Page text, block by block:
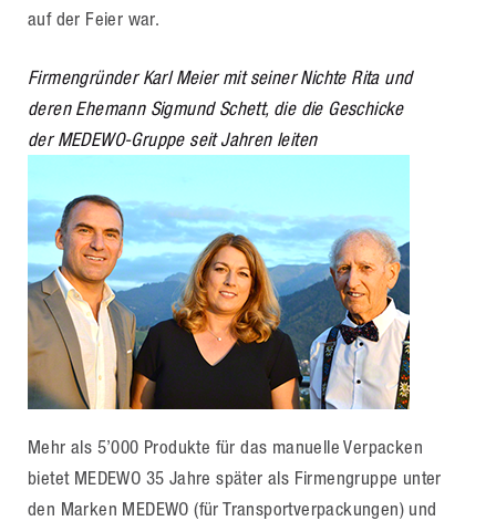
auf der Feier war.
Firmengründer Karl Meier mit seiner Nichte Rita und
deren Ehemann Sigmund Schett, die die Geschicke
der MEDEWO-Gruppe seit Jahren leiten
Mehr als 5’000 Produkte für das manuelle Verpacken
bietet MEDEWO 35 Jahre später als Firmengruppe unter
den Marken MEDEWO (für Transportverpackungen) und